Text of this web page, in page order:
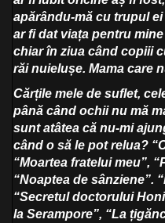
apărându-mă cu trupul
ar fi dat viața pentru
chiar în ziua când copiii
răi nuielușe. Mama care
Cărțile mele de suflet,
până când ochii nu mă
sunt atâtea că nu-mi
când o să le pot relua?
“Moartea fratelui meu”,
“Noaptea de sânziene”.
“Secretul doctorului
la Serampore”, “La